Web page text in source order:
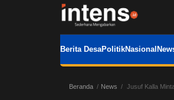
Berita DesaPolitikNasional
Beranda News Jusuf Kalla